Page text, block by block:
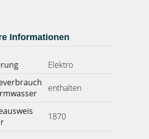
Informationen
Elektro
enthalten
1870